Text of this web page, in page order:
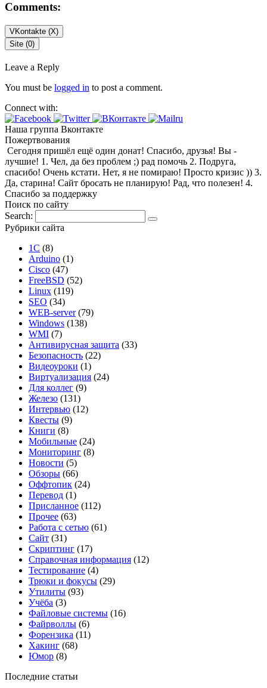
Comments:
VKontakte (X)
Site (0)
Leave a Reply
You must be logged in to post a comment.
Connect with:
Наша группа Вконтакте
Пожертвования
Сегодня пришёл ещё один донат! Спасибо, друзья! Вы -
лучшие! 1. Чел, да без проблем ;) рад помочь 2. Подруга,
спасибо! Очень кстати. Нет, я не помираю! Просто кризис )) 3.
Да, старина! Сайт бросать не планирую! Рад, что полезен! 4.
Спасибо за поддержку
Поиск по сайту
Search:
Рубрики сайта
1С (8)
Arduino (1)
Cisco (47)
FreeBSD (52)
Linux (119)
SEO (34)
WEB-server(79)
Windows (138)
WMI (7)
Антивирусная защита (33)
Безопасность (22)
Видеоуроки (1)
Виртуализация (24)
Для коллег (9)
Железо (131)
Интервью (12)
Квесты (9)
Книги (8)
Мобильные (24)
Мониторинг (8)
Новости (5)
Обзоры (66)
Оффтопик (24)
Перевод (1)
Присланное (112)
Прочее (63)
Работа с сетью (61)
Сайт (31)
Скриптинг (17)
Справочная информация (12)
Тестирование (4)
Трюки и фокусы (29)
Утилиты (93)
Учёба (3)
Файловые системы (16)
Файрволлы (6)
Форензика (11)
Хакинг (68)
Юмор (8)
Последние статьи